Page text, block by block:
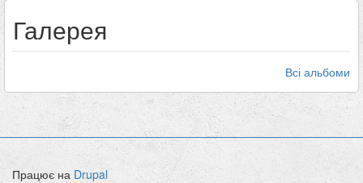
Галерея
Всі альбоми
Працює на Drupal